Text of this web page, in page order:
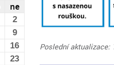
Poslední aktualizace:
ne
2
9
16
23